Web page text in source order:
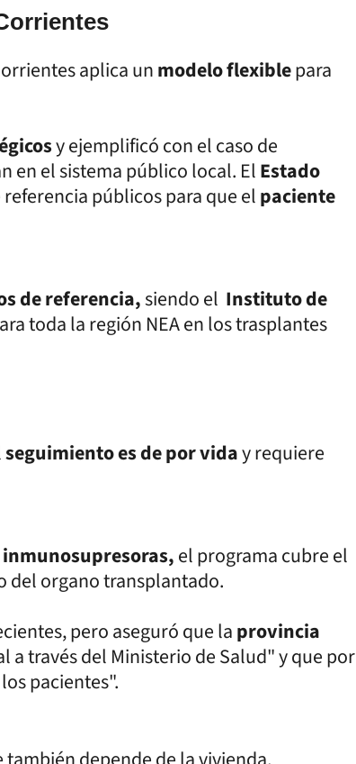
aplica unmodelo flexiblepara
y ejemplificó con el caso de
en el sistema público local. ElEstado
públicos para que elpaciente
de referencia,siendo el Instituto de
toda la región NEA en los trasplantes
seguimiento es de por viday requiere
el programa cubre el
del organo transplantado.
pero aseguró que laprovincia
a través del Ministerio de Salud" y que por
pacientes".